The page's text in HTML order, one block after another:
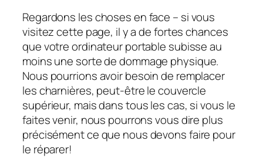
Regardons les choses en face – si vous
visitez cette page, il y a de fortes chances
que votre ordinateur portable subisse au
moins une sorte de dommage physique.
Nous pourrions avoir besoin de remplacer
les charnières, peut-être le couvercle
supérieur, mais dans tous les cas, si vous le
faites venir, nous pourrons vous dire plus
précisément ce que nous devons faire pour
le réparer!